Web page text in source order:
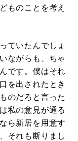
ものことを考え
ていたんでしょ
ながらも、ちゃ
です。僕はそれ
を出されたとき
のだろと言った
私の意見が通る
ら新居を用意す
それも断りまし